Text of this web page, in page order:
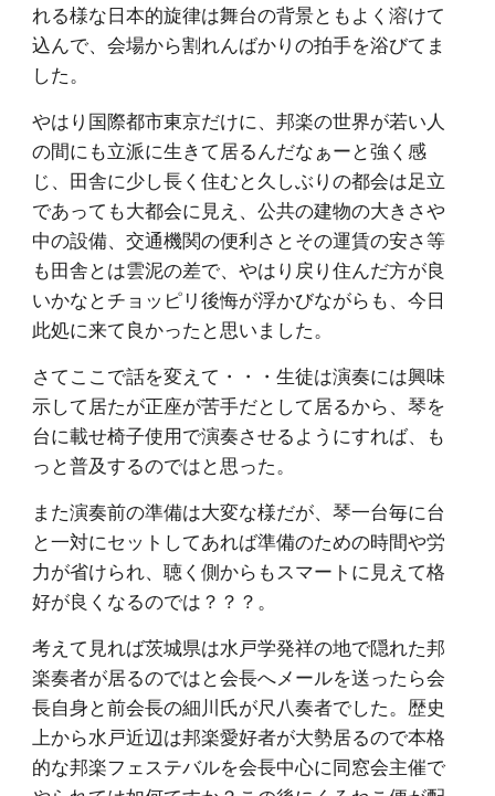
れる様な日本的旋律は舞台の背景ともよく溶けて
込んで、会場から割れんばかりの拍手を浴びてま
した。
やはり国際都市東京だけに、邦楽の世界が若い人
の間にも立派に生きて居るんだなぁーと強く感
じ、田舎に少し長く住むと久しぶりの都会は足立
であっても大都会に見え、公共の建物の大きさや
中の設備、交通機関の便利さとその運賃の安さ等
も田舎とは雲泥の差で、やはり戻り住んだ方が良
いかなとチョッピリ後悔が浮かびながらも、今日
此処に来て良かったと思いました。
さてここで話を変えて・・・生徒は演奏には興味
示して居たが正座が苦手だとして居るから、琴を
台に載せ椅子使用で演奏させるようにすれば、も
っと普及するのではと思った。
また演奏前の準備は大変な様だが、琴一台毎に台
と一対にセットしてあれば準備のための時間や労
力が省けられ、聴く側からもスマートに見えて格
好が良くなるのでは？？？。
考えて見れば茨城県は水戸学発祥の地で隠れた邦
楽奏者が居るのではと会長へメールを送ったら会
長自身と前会長の細川氏が尺八奏者でした。歴史
上から水戸近辺は邦楽愛好者が大勢居るので本格
的な邦楽フェステバルを会長中心に同窓会主催で